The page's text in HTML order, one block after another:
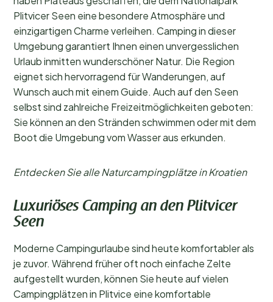
Plitvicer Seen eine besondere Atmosphäre und
einzigartigen Charme verleihen. Camping in dieser
Umgebung garantiert Ihnen einen unvergesslichen
Urlaub inmitten wunderschöner Natur. Die Region
eignet sich hervorragend für Wanderungen, auf
Wunsch auch mit einem Guide. Auch auf den Seen
selbst sind zahlreiche Freizeitmöglichkeiten geboten:
Sie können an den Stränden schwimmen oder mit dem
Boot die Umgebung vom Wasser aus erkunden.
Entdecken Sie alle Naturcampingplätze in Kroatien
Luxuriöses Camping an den Plitvicer
Seen
Moderne Campingurlaube sind heute komfortabler als
je zuvor. Während früher oft noch einfache Zelte
aufgestellt wurden, können Sie heute auf vielen
Campingplätzen in Plitvice eine komfortable